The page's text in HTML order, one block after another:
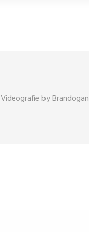
Videografie by Brandogan